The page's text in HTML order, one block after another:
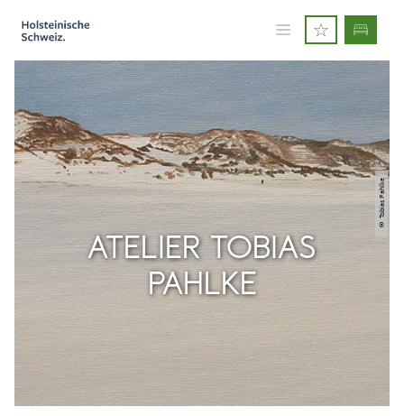
© Tobias Pahlke
ATELIER TOBIAS
PAHLKE